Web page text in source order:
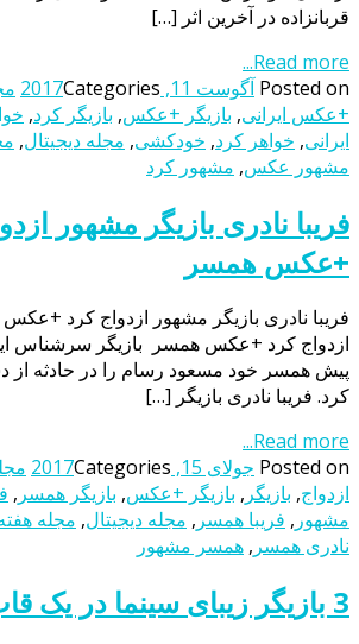
قربانزاده در آخرین اثر […]
Read more...
Posted on آگوست 11, 2017 Categories
+عکس ایرانی, بازیگر +عکس, بازیگر کرد,
ایرانی, خواهر کرد, خودکشی, مجله دیجیتال,
مشهور عکس, مشهور کرد
فریبا نادری بازیگر مشهور
+عکس همسر
فریبا نادری بازیگر مشهور ازدواج کرد
ازدواج کرد +عکس همسر بازیگر سرشناس
پیش همسر خود مسعود رسام را در حادثه از
کرد. فريبا نادرى بازيگر […]
Read more...
Posted on جولای 15, 2017 Categories
ازدواج, بازیگر , بازیگر +عکس, بازیگر همسر ,
مشهور , فریبا همسر , مجله دیجیتال, مجله
نادری همسر , همسر مشهور
3 بازیگر زیبای سینما در یک قاب! +عکس